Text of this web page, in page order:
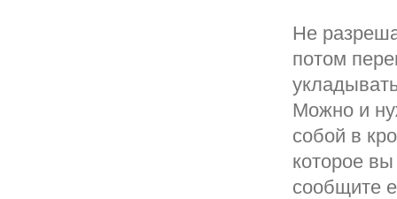
Не
потом
Можно и
собой в
которое
сообщите